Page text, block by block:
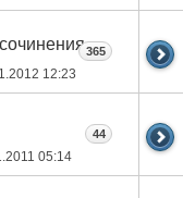
12:23
365
05:14
44